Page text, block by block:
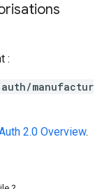
:
manufactur
2.0 Overview.